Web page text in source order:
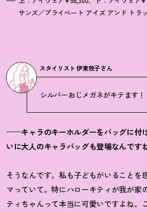
サンズ／プライベート アイズ アンド トラッ
スタイリスト 伊東牧子さん
シルバーおじメガネがキテます ！
——キャラのキーホルダーをバッグに付
いに大人のキャラバッグも登場なんです
そうなんです。私も子どもがいることを
マっていて。特にハローキティが我が
ティちゃんって本当に可愛いですよね。